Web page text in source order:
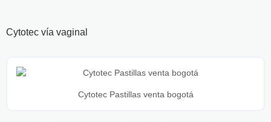
Cytotec vía vaginal
Cytotec Pastillas venta bogotá